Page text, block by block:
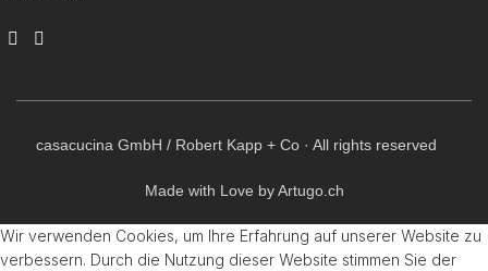
casacucina GmbH / Robert Kapp + Co · All rights reserved
Made with Love by Artugo.ch
Wir verwenden Cookies, um Ihre Erfahrung auf unserer Website zu
verbessern. Durch die Nutzung dieser Website stimmen Sie der